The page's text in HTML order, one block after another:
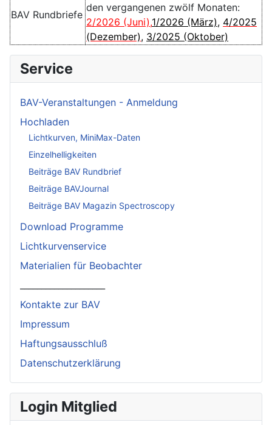
BAV Rundbriefe
den vergangenen zwölf Monaten:
2/2026 (Juni),1/2026 (März), 4/2025
(Dezember), 3/2025 (Oktober)
Service
BAV-Veranstaltungen - Anmeldung
Hochladen
Lichtkurven, MiniMax-Daten
Einzelhelligkeiten
Beiträge BAV Rundbrief
Beiträge BAVJournal
Beiträge BAV Magazin Spectroscopy
Download Programme
Lichtkurvenservice
Materialien für Beobachter
Kontakte zur BAV
Impressum
Haftungsausschluß
Datenschutzerklärung
Login Mitglied